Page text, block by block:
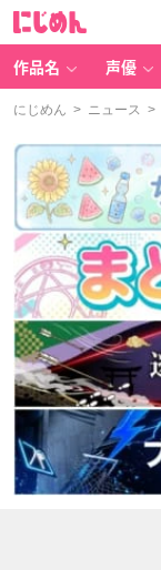
作品名 声優
にじめん > ニュース >